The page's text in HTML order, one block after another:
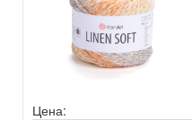
Цена: